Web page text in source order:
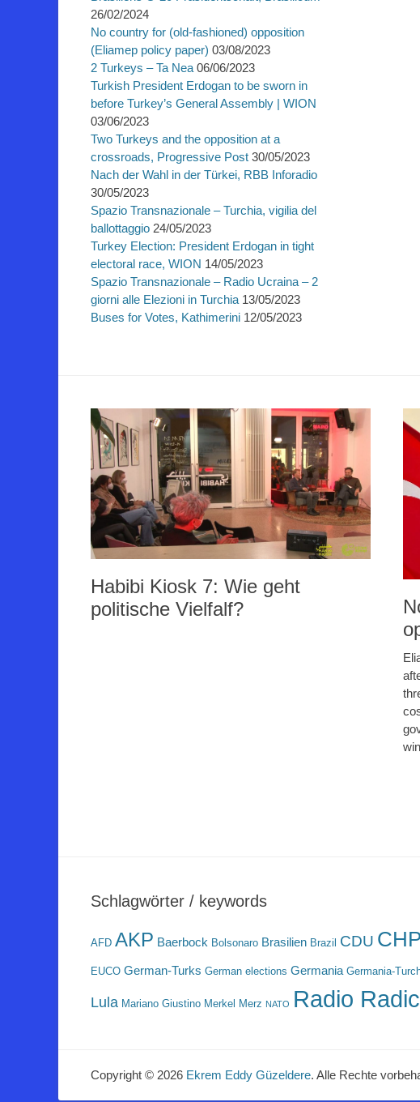
26/02/2024
No country for (old-fashioned) opposition
(Eliamep policy paper) 03/08/2023
2 Turkeys – Ta Nea 06/06/2023
Turkish President Erdogan to be sworn in
before Turkey’s General Assembly | WION
03/06/2023
Two Turkeys and the opposition at a
crossroads, Progressive Post 30/05/2023
Nach der Wahl in der Türkei, RBB Inforadio
30/05/2023
Spazio Transnazionale – Turchia, vigilia del
ballottaggio 24/05/2023
Turkey Election: President Erdogan in tight
electoral race, WION 14/05/2023
Spazio Transnazionale – Radio Ucraina – 2
giorni alle Elezioni in Turchia 13/05/2023
Buses for Votes, Kathimerini 12/05/2023
Habibi Kiosk 7: Wie geht
politische Vielfalf?
Schlagwörter / keywords
AFD AKP Baerbock Bolsonaro Brasilien Brazil CDU CHP
EUCO German-Turks German elections Germania Germania-
Lula Mariano Giustino Merkel Merz NATO Radio
Copyright © 2026 Ekrem Eddy Güzeldere. Alle Rechte